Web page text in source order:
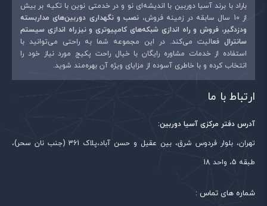
باراد با برند آسیا دوربین با اندیشه‌ای نو و در خدمتی نوین با تکیه بر بیش
از 10 سال سابقه در زمینه فروش،
نصب و نگهداری دوربین‌های مداربسته
ودزدگیر، فروش و راه اندازی شبکه‌های کامپیوتری و نیزراه اندازی سیستم
سانترال فعالیت می‌کند. در این مجموعه شما به راحتی می‌توانید با
استفاده از خدمات مشاوره رایگان با خیال راحت پکیج مورد نیاز خود را
انتخاب کرده و با خاطری آسوده از مزایای ویژه آن بهره‌مند شوید.
ارتباط با ما
آدرس دفتر مرکزی آسیا دوربین:
تهران، بلوار فردوس شرق، بین عقیل و حسن آباد،پلاک 361 (جنب نان سحر)،
طبقه 5، واحد 18
شماره های تماس :